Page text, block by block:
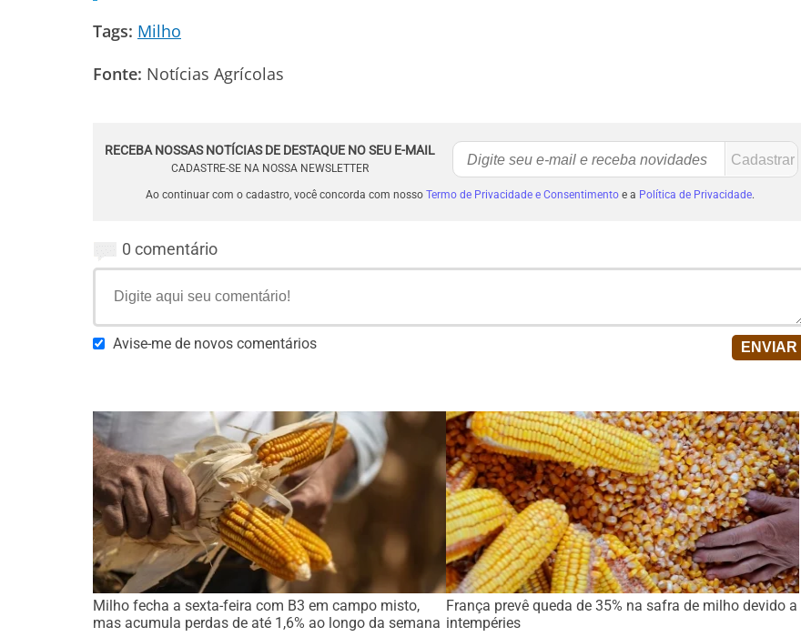
Tags: Milho
Fonte: Notícias Agrícolas
RECEBA NOSSAS NOTÍCIAS DE DESTAQUE NO SEU E-MAIL
CADASTRE-SE NA NOSSA NEWSLETTER
Ao continuar com o cadastro, você concorda com nosso Termo de Privacidade e Consentimentoe a Política de Privacidade.
0 comentário
Avise-me de novos comentários
Milho fecha a sexta-feira com B3 em campo misto,
mas acumula perdas de até 1,6% ao longo da semana
França prevê queda de 35% na safra de milho devido a
intempéries